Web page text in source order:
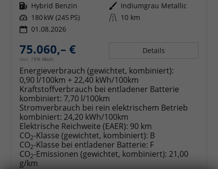
Kraftstoff Hybrid Benzin Außenfarbe Indiumgrau Metallic
Leistung 180 kW (245 PS) Kilometerstand 10 km
01.08.2026
75.060,– €
incl. 19% MwSt.
Details
Energieverbrauch (gewichtet, kombiniert):
0,90 l/100km + 22,40 kWh/100km
Kraftstoffverbrauch bei entladener Batterie
kombiniert: 7,70 l/100km
Stromverbrauch bei rein elektrischem Betrieb
kombiniert: 24,20 kWh/100km
Elektrische Reichweite (EAER): 90 km
CO2-Klasse (gewichtet, kombiniert): B
CO2-Klasse bei entladener Batterie: F
CO2-Emissionen (gewichtet, kombiniert): 21,00
g/km